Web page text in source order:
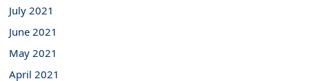
July 2021
June 2021
May 2021
April 2021